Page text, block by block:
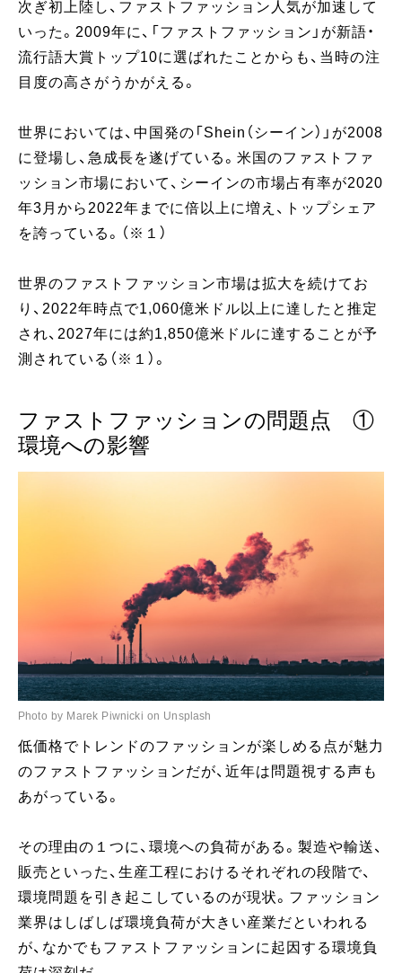
次ぎ初上陸し、ファストファッション人気が加速して
いった。2009年に、「ファストファッション」が新語・
流行語大賞トップ10に選ばれたことからも、当時の注
目度の高さがうかがえる。
世界においては、中国発の「Shein（シーイン）」が2008
に登場し、急成長を遂げている。米国のファストファ
ッション市場において、シーインの市場占有率が2020
年3月から2022年までに倍以上に増え、トップシェア
を誇っている。（※１）
世界のファストファッション市場は拡大を続けてお
り、2022年時点で1,060億米ドル以上に達したと推定
され、2027年には約1,850億米ドルに達することが予
測されている（※１）。
ファストファッションの問題点 ①
環境への影響
Photo by Marek Piwnicki on Unsplash
低価格でトレンドのファッションが楽しめる点が魅力
のファストファッションだが、近年は問題視する声も
あがっている。
その理由の１つに、環境への負荷がある。製造や輸送、
販売といった、生産工程におけるそれぞれの段階で、
環境問題を引き起こしているのが現状。ファッション
業界はしばしば環境負荷が大きい産業だといわれる
が、なかでもファストファッションに起因する環境負